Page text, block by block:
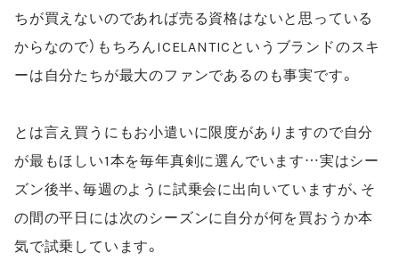
ちが買えないのであれば売る資格はないと思っている
からなので）もちろんICELANTICというブランドのスキ
ーは自分たちが最大のファンであるのも事実です。
とは言え買うにもお小遣いに限度がありますので自分
が最もほしい1本を毎年真剣に選んでいます…実はシー
ズン後半、毎週のように試乗会に出向いていますが、そ
の間の平日には次のシーズンに自分が何を買おうか本
気で試乗しています。